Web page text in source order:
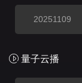
20251109
量子云播